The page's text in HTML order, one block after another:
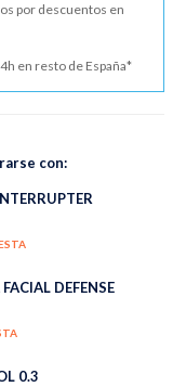
por descuentos en
en resto de España*
con:
DEFENSE
0.3